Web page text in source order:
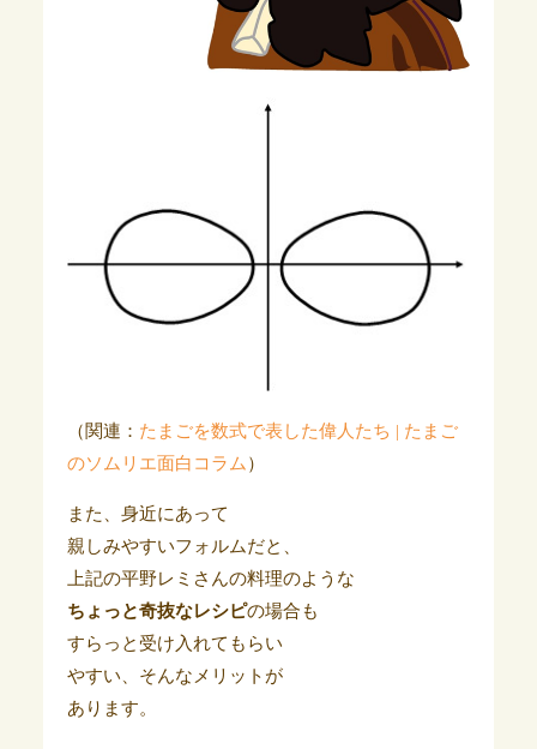
（関連： たまごを数式で表した偉人たち | たまご
のソムリエ面白コラム）
また、身近にあって
親しみやすいフォルムだと、
上記の平野レミさんの料理のような
ちょっと奇抜なレシピの場合も
すらっと受け入れてもらい
やすい、そんなメリットが
あります。